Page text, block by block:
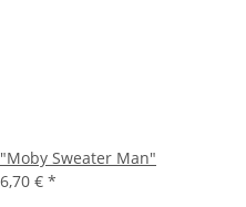
"Moby Sweater Man"
6,70 € *